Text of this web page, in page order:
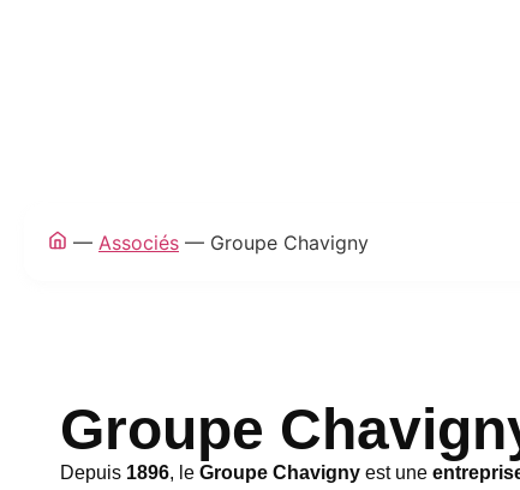
— Associés — Groupe Chavigny
Groupe
Depuis 1896, le Groupe Chavigny est une